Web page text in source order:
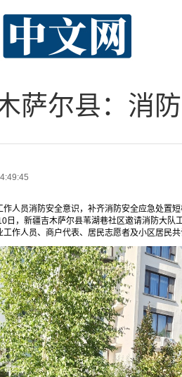
萨尔县：消
人员消防安全意识，补齐消防安全应急处置
日，新疆吉木萨尔县苇湖巷社区邀请消防大队
作人员、商户代表、居民志愿者及小区居民共